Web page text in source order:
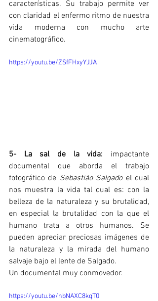
características. Su trabajo permite ver
con claridad el enfermo ritmo de nuestra
vida moderna con mucho arte
cinematográfico.
https://youtu.be/ZSfFHxyYJJA
5- La sal de la vida: impactante
documental que aborda el trabajo
fotográfico de Sebastião Salgado el cual
nos muestra la vida tal cual es: con la
belleza de la naturaleza y su brutalidad,
en especial la brutalidad con la que el
humano trata a otros humanos. Se
pueden apreciar preciosas imágenes de
la naturaleza y la mirada del humano
salvaje bajo el lente de Salgado.
Un documental muy conmovedor.
https://youtu.be/nbNAXC8kqT0